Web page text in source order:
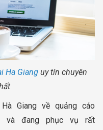
Ha Gianguy tín chuyên
Giang về quảng cáo
và đang phục vụ rất